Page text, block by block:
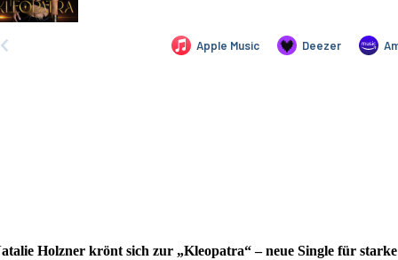
Holzner krönt sich zur „Kleopatra“ – neue Single für